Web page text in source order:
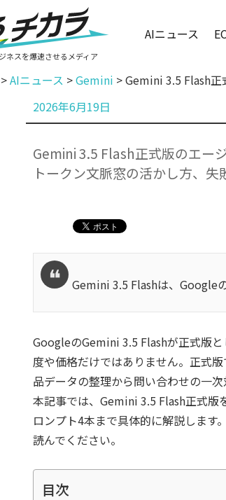
ネスを爆速させるメディア
AIニュース
>AIニュース >Gemini >Gemini 3.5 Flash正
Gemini 3.5 Flash正式版のエー
トークン文脈窓の活かし方、
投
稿
2026年6月19日
Gemini 3.5 Flashは、Google
GoogleのGemini 3.5 Flashが正式版
度や価格だけではありません。正式
品データの整理から問い合わせの一
本記事では、Gemini 3.5 Flash正式版
ロンプト4本まで具体的に解説します
読んでください。
目次